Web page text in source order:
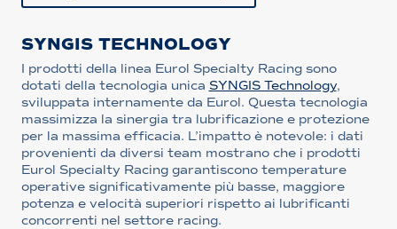
SYNGIS TECHNOLOGY
I prodotti della linea Eurol Specialty Racing sono
dotati della tecnologia unica SYNGIS Technology,
sviluppata internamente da Eurol. Questa tecnologia
massimizza la sinergia tra lubrificazione e protezione
per la massima efficacia. L’impatto è notevole: i dati
provenienti da diversi team mostrano che i prodotti
Eurol Specialty Racing garantiscono temperature
operative significativamente più basse, maggiore
potenza e velocità superiori rispetto ai lubrificanti
concorrenti nel settore racing.